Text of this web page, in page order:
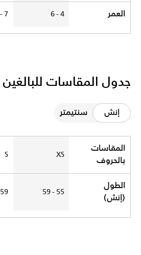
العمر 4 - 6
7 - 9
جدول المقاسات للبالغين
إنش سنتيمتر
جدول المقاسات للبالغين
المقاسات
بالحروف
XS
S
الطول
(إنش)
55 - 59
59 - 63